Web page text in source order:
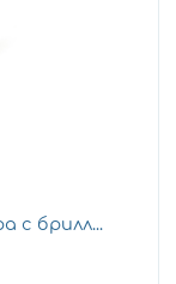
с брилл...